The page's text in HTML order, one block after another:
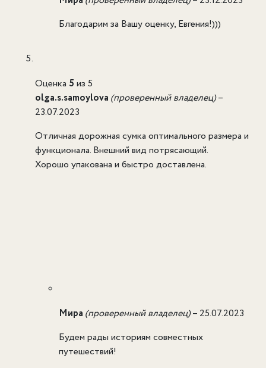
Благодарим за Вашу оценку, Евгения!)))
Оценка 5 из 5
olga.s.samoylova (проверенный владелец)–
23.07.2023
Отличная дорожная сумка оптимального размера и
функционала. Внешний вид потрясающий.
Хорошо упакована и быстро доставлена.
Мира (проверенный владелец)– 25.07.2023
Будем рады историям совместных
путешествий!